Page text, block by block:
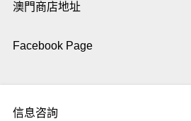
澳門商店地址
Facebook Page
信息咨詢